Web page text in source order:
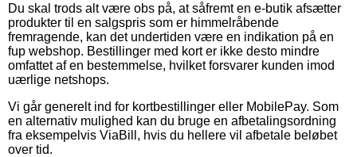
Du skal trods alt være obs på, at såfremt en e-butik afsætter
produkter til en salgspris som er himmelråbende
fremragende, kan det undertiden være en indikation på en
fup webshop. Bestillinger med kort er ikke desto mindre
omfattet af en bestemmelse, hvilket forsvarer kunden imod
uærlige netshops.
Vi går generelt ind for kortbestillinger eller MobilePay. Som
en alternativ mulighed kan du bruge en afbetalingsordning
fra eksempelvis ViaBill, hvis du hellere vil afbetale beløbet
over tid.